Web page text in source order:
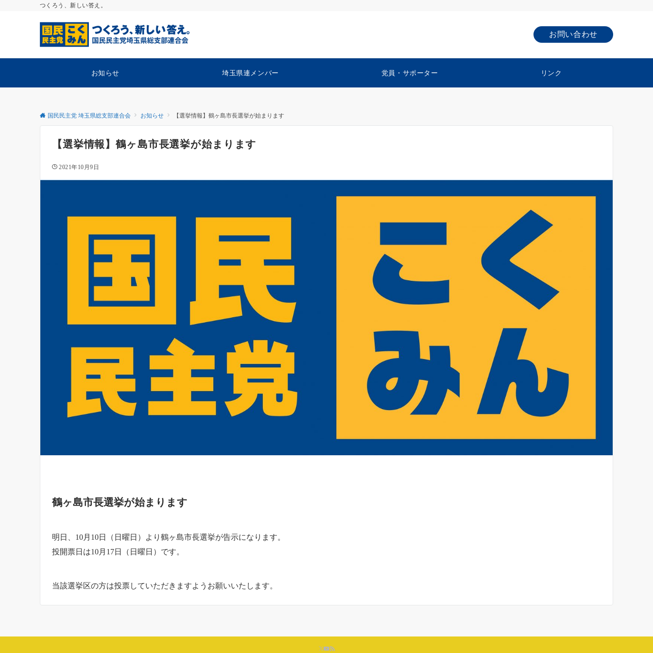
つくろう、新しい答え。
お問い合わせ
お知らせ 埼玉県連メンバー 党員・サポーター リンク
国民民主党 埼玉県総支部連合会 お知らせ 【選挙情報】鶴ヶ島市長選挙が始まります
【選挙情報】鶴ヶ島市長選挙が始まります
2021年10月9日
鶴ヶ島市長選挙が始まります
明日、10月10日（日曜日）より鶴ヶ島市長選挙が告示になります。
投開票日は10月17日（日曜日）です。
当該選挙区の方は投票していただきますようお願いいたします。